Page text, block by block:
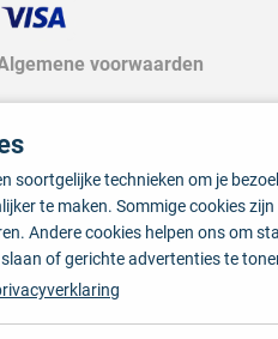
voorwaarden
soortgelijke technieken om je
te maken. Sommige cookies
Andere cookies helpen ons om
of gerichte advertenties te